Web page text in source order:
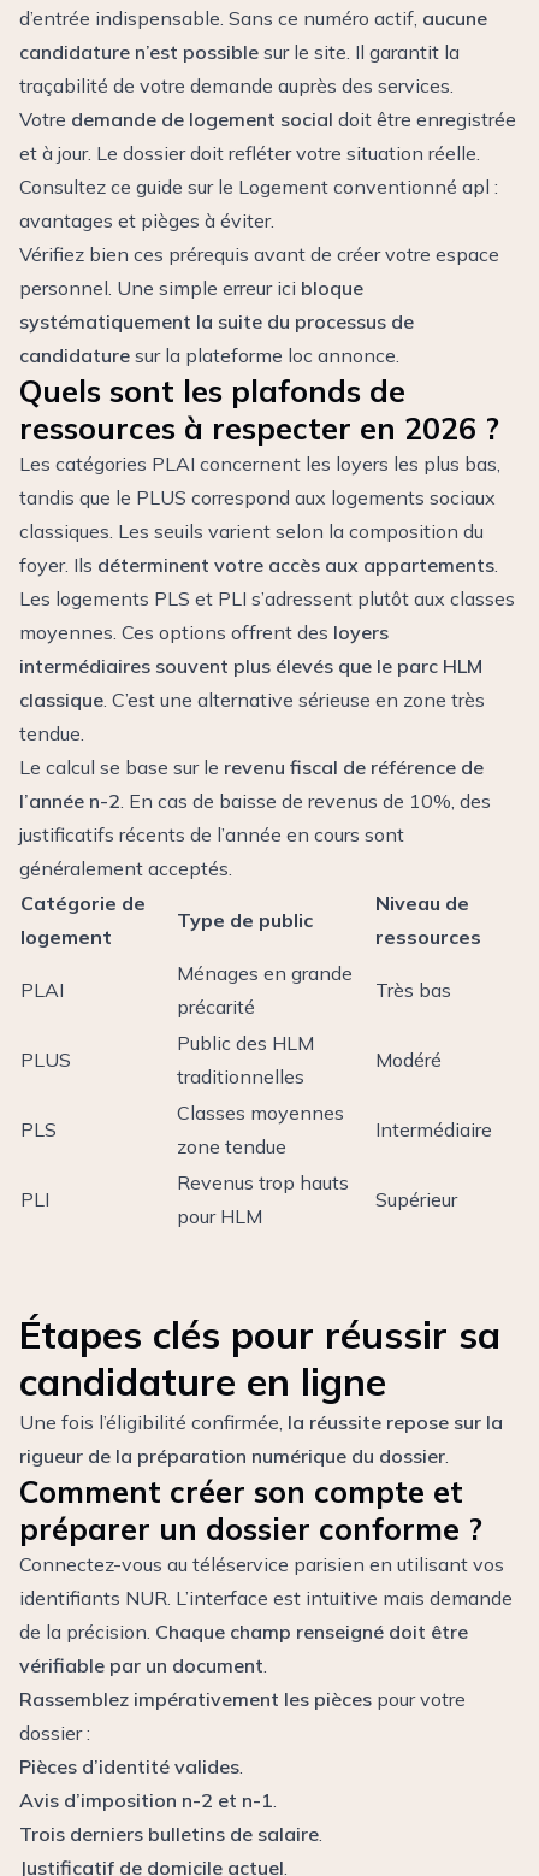
d’entrée indispensable. Sans ce numéro actif, aucune
candidature n’est possible sur le site. Il garantit la
traçabilité de votre demande auprès des services.
Votre demande de logement social doit être enregistrée
et à jour. Le dossier doit refléter votre situation réelle.
Consultez ce guide sur le Logement conventionné apl :
avantages et pièges à éviter.
Vérifiez bien ces prérequis avant de créer votre espace
personnel. Une simple erreur ici bloque
systématiquement la suite du processus de
candidature sur la plateforme loc annonce.
Quels sont les plafonds de
ressources à respecter en 2026 ?
Les catégories PLAI concernent les loyers les plus bas,
tandis que le PLUS correspond aux logements sociaux
classiques. Les seuils varient selon la composition du
foyer. Ils déterminent votre accès aux appartements.
Les logements PLS et PLI s’adressent plutôt aux classes
moyennes. Ces options offrent des loyers
intermédiaires souvent plus élevés que le parc HLM
classique. C’est une alternative sérieuse en zone très
tendue.
Le calcul se base sur le revenu fiscal de référence de
l’année n-2. En cas de baisse de revenus de 10%, des
justificatifs récents de l’année en cours sont
généralement acceptés.
Catégorie de
logement
Type de public
Niveau de
ressources
PLAI
Ménages en grande
précarité
Très bas
PLUS
Public des HLM
traditionnelles
Modéré
PLS
Classes moyennes
zone tendue
Intermédiaire
PLI
Revenus trop hauts
pour HLM
Supérieur
Étapes clés pour réussir sa
candidature en ligne
Une fois l’éligibilité confirmée, la réussite repose sur la
rigueur de la préparation numérique du dossier.
Comment créer son compte et
préparer un dossier conforme ?
Connectez-vous au téléservice parisien en utilisant vos
identifiants NUR. L’interface est intuitive mais demande
de la précision. Chaque champ renseigné doit être
vérifiable par un document.
Rassemblez impérativement les pièces pour votre
dossier :
Pièces d’identité valides.
Avis d’imposition n-2 et n-1.
Trois derniers bulletins de salaire.
Justificatif de domicile actuel.